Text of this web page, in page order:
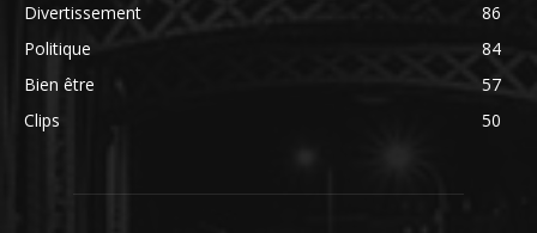
Divertissement
86
Politique
84
Bien être
57
Clips
50